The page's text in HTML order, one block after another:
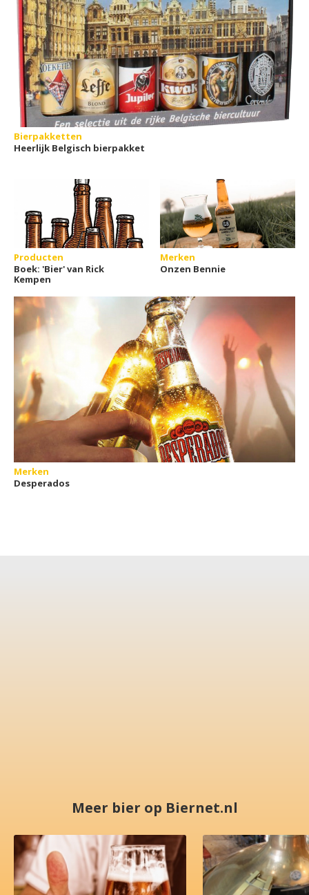
Bierpakketten
Heerlijk Belgisch bierpakket
Producten
Boek: 'Bier' van Rick
Kempen
Merken
Onzen Bennie
Merken
Desperados
Meer bier op Biernet.nl